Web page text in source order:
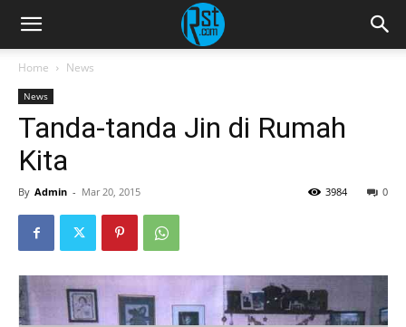
Home News
News
Tanda-tanda Jin di Rumah
Kita
By Admin - Mar 20, 2015 0
3984